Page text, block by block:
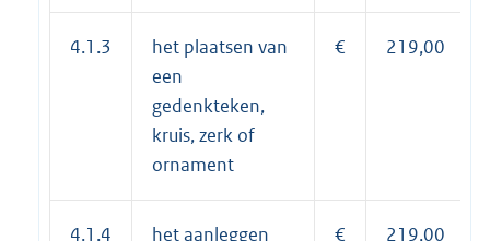
4.1.3
het plaatsen van
een
gedenkteken,
kruis, zerk of
ornament
€ 219,00
4.1.4
het aanleggen
€ 219,00